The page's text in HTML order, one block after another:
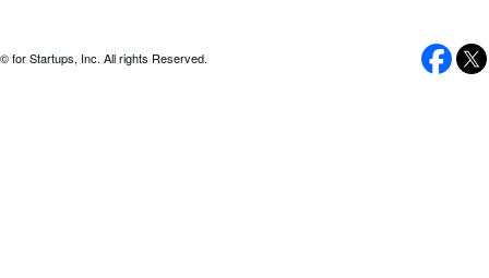
© for Startups, Inc. All rights Reserved.